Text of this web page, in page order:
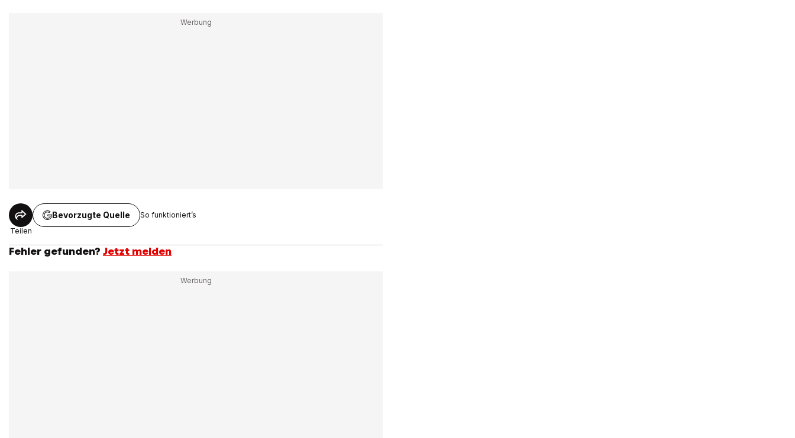
Teilen
Bevorzugte Quelle So funktioniert’s
Fehler gefunden? Jetzt melden